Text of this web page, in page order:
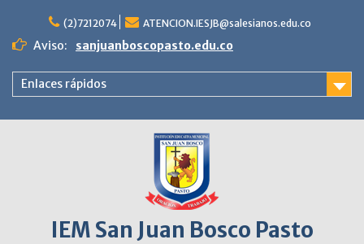
contenido
(2)7212074 ATENCION.IESJB@salesianos.edu.co
Aviso: sanjuanboscopasto.edu.co
Enlaces rápidos
IEM San Juan Bosco Pasto